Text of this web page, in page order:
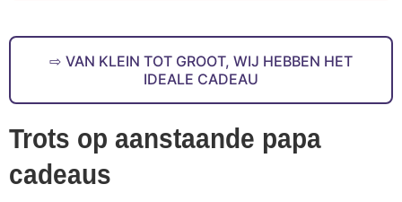
VAN KLEIN TOT GROOT, WIJ HEBBEN HET
IDEALE CADEAU
Trots op aanstaande papa
cadeaus